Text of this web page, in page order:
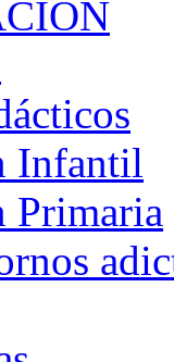
Infantil
Primaria